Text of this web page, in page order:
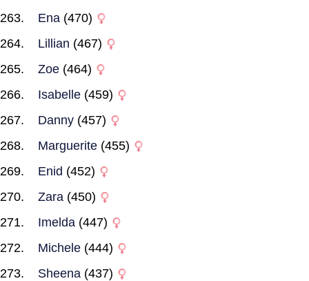
Ena (470)
Lillian (467)
Zoe (464)
Isabelle (459)
Danny (457)
Marguerite (455)
Enid (452)
Zara (450)
Imelda (447)
Michele (444)
Sheena (437)